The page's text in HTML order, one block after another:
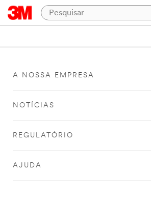
A NOSSA EMPRESA
NOTÍCIAS
REGULATÓRIO
AJUDA